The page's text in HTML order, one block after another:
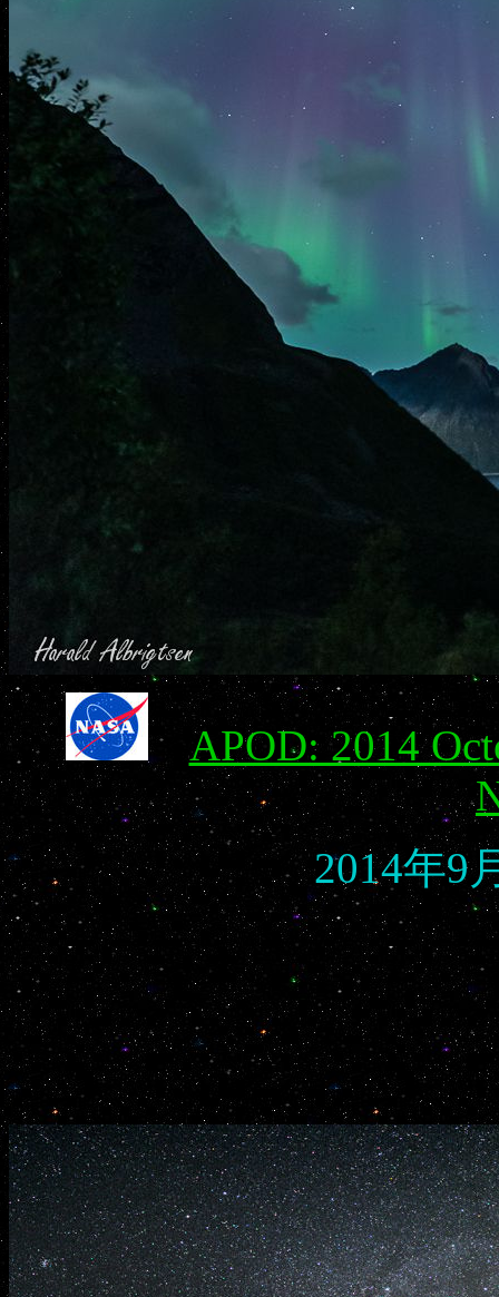
APOD: 2014
2014年9